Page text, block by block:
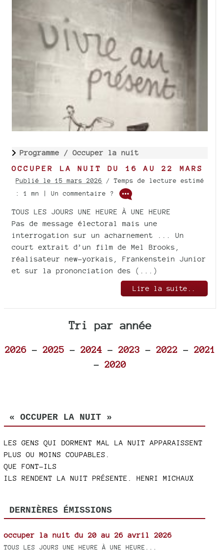
Programme /Occuper la nuit
OCCUPER LA NUIT DU 16 AU 22 MARS
Publié le 15 mars 2026 / Temps de lecture estimé
: 1 mn | Un commentaire ?
TOUS LES JOURS UNE HEURE À UNE HEURE
Pas de message électoral mais une
interrogation sur un acharnement ... Un
court extrait d’un film de Mel Brooks,
réalisateur new-yorkais, Frankenstein Junior
et sur la prononciation des (...)
Lire la suite..
Tri par année
2026- 2025 - 2024 - 2023 - 2022 - 2021
- 2020
« OCCUPER LA NUIT »
LES GENS QUI DORMENT MAL LA NUIT APPARAISSENT
PLUS OU MOINS COUPABLES.
QUE FONT-ILS
ILS RENDENT LA NUIT PRÉSENTE. HENRI MICHAUX
DERNIÈRES ÉMISSIONS
occuper la nuit du 20 au 26 avril 2026
TOUS LES JOURS UNE HEURE À UNE HEURE...